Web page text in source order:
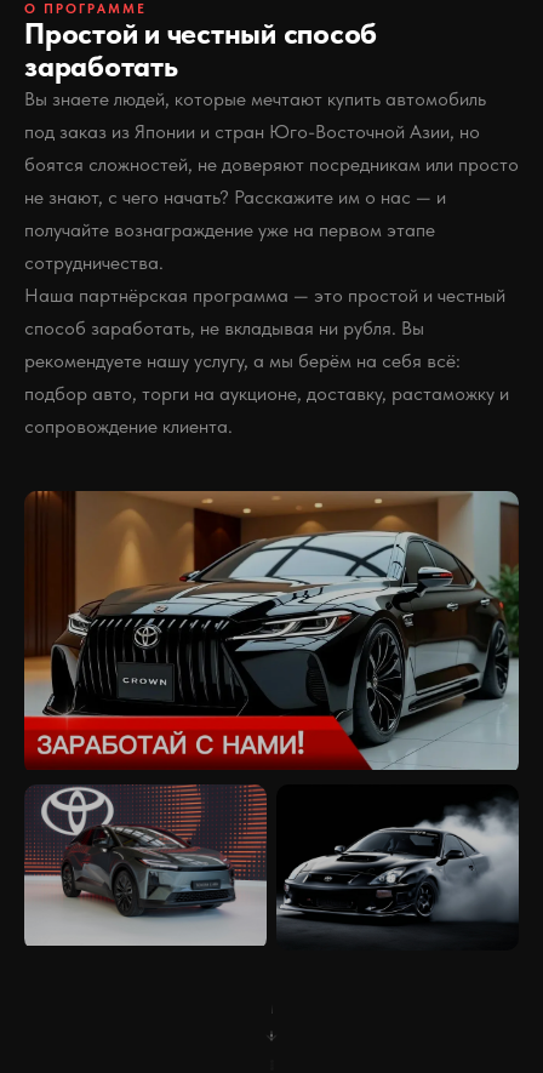
О ПРОГРАММЕ
Простой и честный способ
заработать
Вы знаете людей, которые мечтают купить автомобиль
под заказ из Японии и стран Юго-Восточной Азии, но
боятся сложностей, не доверяют посредникам или просто
не знают, с чего начать? Расскажите им о нас — и
получайте вознаграждение уже на первом этапе
сотрудничества.
Наша партнёрская программа — это простой и честный
способ заработать, не вкладывая ни рубля. Вы
рекомендуете нашу услугу, а мы берём на себя всё:
подбор авто, торги на аукционе, доставку, растаможку и
сопровождение клиента.